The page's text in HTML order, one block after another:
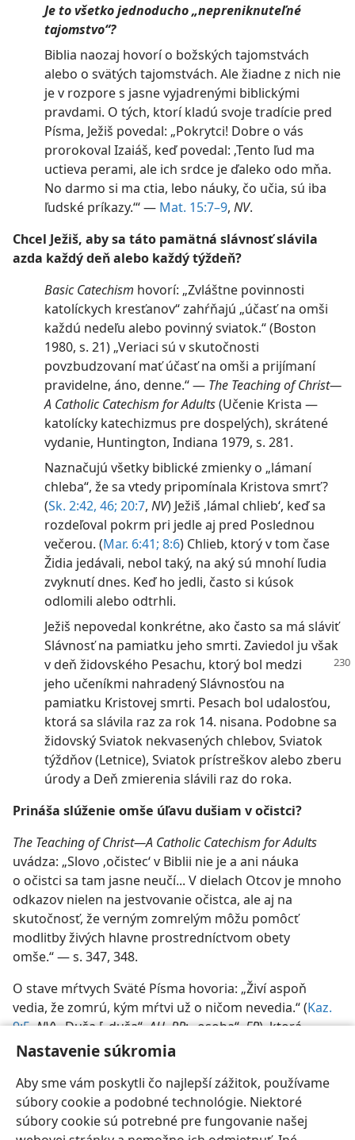
Nastavenie súkromia
Aby sme vám poskytli čo najlepší zážitok, používame
súbory cookie a podobné technológie. Niektoré
súbory cookie sú potrebné pre fungovanie našej
Je to všetko jednoducho „nepreniknuteľné
tajomstvo“?
Biblia naozaj hovorí o božských tajomstvách
alebo o svätých tajomstvách. Ale žiadne z nich nie
je v rozpore s jasne vyjadrenými biblickými
pravdami. O tých, ktorí kladú svoje tradície pred
Písma, Ježiš povedal: „Pokrytci! Dobre o vás
prorokoval Izaiáš, keď povedal: ‚Tento ľud ma
uctieva perami, ale ich srdce je ďaleko odo mňa.
No darmo si ma ctia, lebo náuky, čo učia, sú iba
ľudské príkazy.‘“ — Mat. 15:7–9, NV.
Chcel Ježiš, aby sa táto pamätná slávnosť slávila
azda každý deň alebo každý týždeň?
Basic Catechism hovorí: „Zvláštne povinnosti
katolíckych kresťanov“ zahŕňajú „účasť na omši
každú nedeľu alebo povinný sviatok.“ ​(Boston
1980, s. 21) „Veriaci sú v skutočnosti
povzbudzovaní mať účasť na omši a prijímaní
pravidelne, áno, denne.“ — The Teaching of Christ—
A Catholic Catechism for Adults(Učenie Krista —
katolícky katechizmus pre dospelých), skrátené
vydanie, Huntington, Indiana 1979, s. 281.
Naznačujú všetky biblické zmienky o „lámaní
chleba“, že sa vtedy pripomínala Kristova smrť?
(Sk. 2:42, 46; 20:7, NV) Ježiš ‚lámal chlieb‘, keď sa
rozdeľoval pokrm pri jedle aj pred Poslednou
večerou. (Mar. 6:41; 8:6) Chlieb, ktorý v tom čase
Židia jedávali, nebol taký, na aký sú mnohí ľudia
zvyknutí dnes. Keď ho jedli, často si kúsok
odlomili alebo odtrhli.
Ježiš nepovedal konkrétne, ako často sa má sláviť
Slávnosť na pamiatku jeho smrti. Zaviedol ju však
v deň židovského Pesachu, ktorý bol medzi
jeho učeníkmi nahradený Slávnosťou na
pamiatku Kristovej smrti. Pesach bol udalosťou,
ktorá sa slávila raz za rok 14. nisana. Podobne sa
židovský Sviatok nekvasených chlebov, Sviatok
týždňov (Letnice), Sviatok prístreškov alebo zberu
úrody a Deň zmierenia slávili raz do roka.
Prináša slúženie omše úľavu dušiam v očistci?
The Teaching of Christ—A Catholic Catechism for Adults
uvádza: „Slovo ‚očistec‘ v Biblii nie je a ani náuka
o očistci sa tam jasne neučí... V dielach Otcov je mnoho
odkazov nielen na jestvovanie očistca, ale aj na
skutočnosť, že verným zomrelým môžu pomôcť
modlitby živých hlavne prostredníctvom obety
omše.“ — s. 347, 348.
O stave mŕtvych Sväté Písma hovoria: „Živí aspoň
vedia, že zomrú, kým mŕtvi už o ničom nevedia.“ ​(Kaz.
9:5,NV) „Duša [„duša“,AH,RP; „osoba“,EP), ktorá
zhreší, tá zomrie.“ ​(Ezech. 18:4